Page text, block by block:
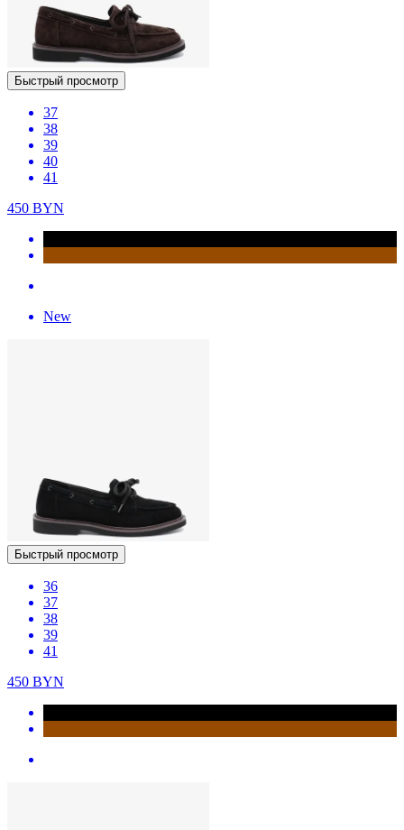
Быстрый просмотр
37
38
39
40
41
450 BYN
New
Быстрый просмотр
36
37
38
39
41
450 BYN